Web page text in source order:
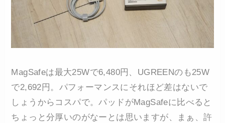
MagSafeは最大25Wで6,480円、UGREENのも25W
で2,692円。パフォーマンスにそれほど差はないで
しょうからコスパで。パッドがMagSafeに比べると
ちょっと分厚いのがなーとは思いますが、まぁ、許